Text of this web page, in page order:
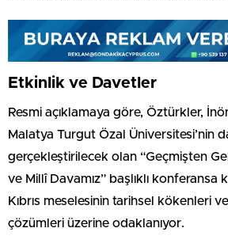
Etkinlik ve Davetler
Resmi açıklamaya göre, Öztürkler,
Malatya Turgut Özal Üniversitesi’nin
gerçekleştirilecek olan “Geçmişten
ve Millî Davamız” başlıklı konferansa
Kıbrıs meselesinin tarihsel kökenleri
çözümleri üzerine odaklanıyor.